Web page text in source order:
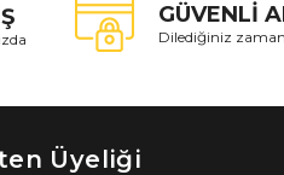
GÜVENLİ
Dilediğiniz
Üyeliği